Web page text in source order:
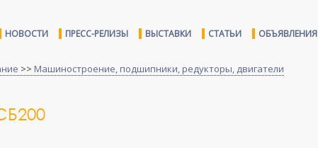
НОВОСТИ ПРЕСС-РЕЛИЗЫ ВЫСТАВКИ СТАТЬИ ОБЪЯВЛЕНИЯ
>> Машиностроение, подшипники, редукторы, двигатели